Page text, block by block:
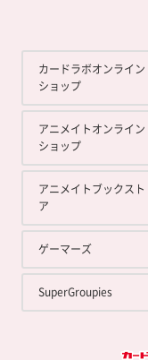
カードラボオンライン
ショップ
アニメイトオンライン
ショップ
アニメイトブックスト
ア
ゲーマーズ
SuperGroupies